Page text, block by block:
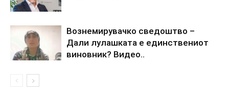
Вознемирувачко сведоштво –
Дали лулашката е единствениот
виновник? Видео..